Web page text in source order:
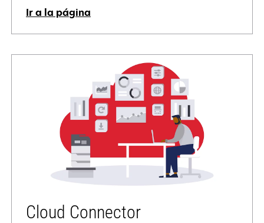
Ir a la página
Cloud Connector